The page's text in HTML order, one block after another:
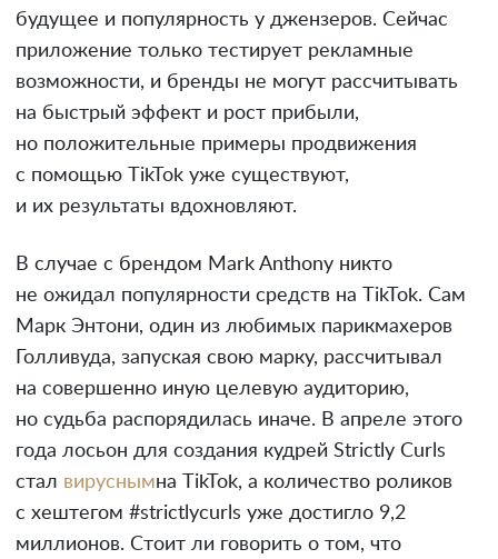
будущее и популярность у джензеров. Сейчас
приложение только тестирует рекламные
возможности, и бренды не могут рассчитывать
на быстрый эффект и рост прибыли,
но положительные примеры продвижения
с помощью TikTok уже существуют,
и их результаты вдохновляют.
В случае с брендом Mark Anthony никто
не ожидал популярности средств на TikTok. Сам
Марк Энтони, один из любимых парикмахеров
Голливуда, запуская свою марку, рассчитывал
на совершенно иную целевую аудиторию,
но судьба распорядилась иначе. В апреле этого
года лосьон для создания кудрей Strictly Curls
стал вируснымна TikTok, а количество роликов
с хештегом #strictlycurls уже достигло 9,2
миллионов. Стоит ли говорить о том, что